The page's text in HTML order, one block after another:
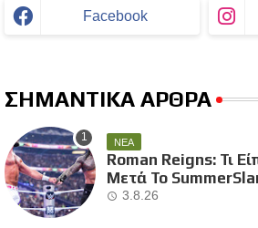
Facebook
ΣΗΜΑΝΤΙΚΑ ΑΡΘΡΑ
ΝΕΑ
Roman Reigns: Τι
Μετά Το
3.8.26